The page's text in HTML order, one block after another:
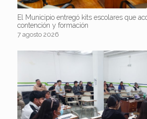
El Municipio entregó kits escolares que
contención y formación
7 agosto 2026